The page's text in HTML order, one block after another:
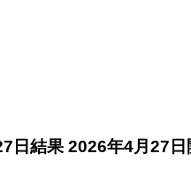
日結果2026年4月27日